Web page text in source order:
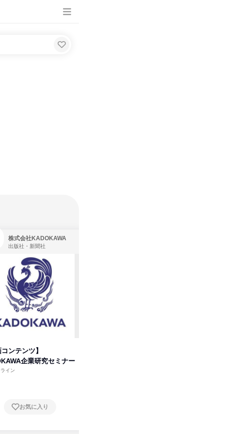
株式会社KADOKAWA
出版社・新聞社
コンテンツ】
企業研究セミナー
イン
お気に入り